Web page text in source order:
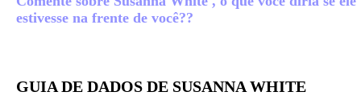
estivesse na frente de você??
GUIA DE DADOS DE SUSANNA WHITE